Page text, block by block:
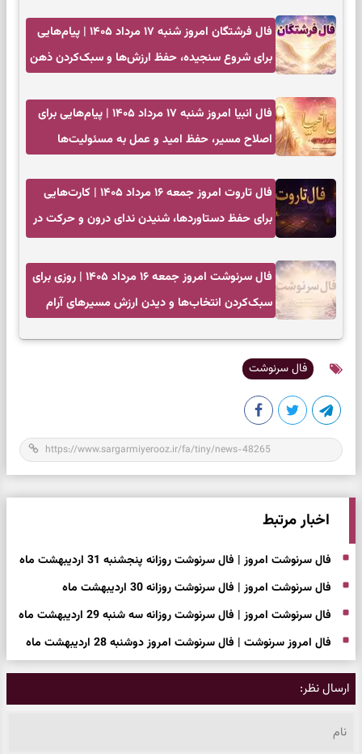
فال فرشتگان امروز شنبه ۱۷ مرداد ۱۴۰۵ | پیام‌هایی
برای شروع سنجیده، حفظ ارزش‌ها و سبک‌کردن ذهن
فال انبیا امروز شنبه ۱۷ مرداد ۱۴۰۵ | پیام‌هایی برای
اصلاح مسیر، حفظ امید و عمل به مسئولیت‌ها
فال تاروت امروز جمعه ۱۶ مرداد ۱۴۰۵ | کارت‌هایی
برای حفظ دستاوردها، شنیدن ندای درون و حرکت در
فال سرنوشت امروز جمعه ۱۶ مرداد ۱۴۰۵ | روزی برای
سبک‌کردن انتخاب‌ها و دیدن ارزش مسیرهای آرام
فال سرنوشت
اخبار مرتبط
فال سرنوشت امروز | فال سرنوشت روزانه پنجشنبه 31 اردیبهشت ماه
فال سرنوشت امروز | فال سرنوشت روزانه 30 اردیبهشت ماه
فال سرنوشت امروز | فال سرنوشت روزانه سه شنبه 29 اردیبهشت ماه
فال امروز سرنوشت | فال سرنوشت امروز دوشنبه 28 اردیبهشت ماه
ارسال نظر: